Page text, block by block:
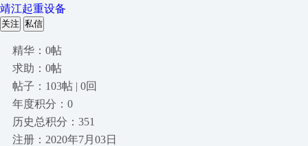
靖江起重设备
关注 私信
精华：0帖
求助：0帖
帖子：103帖 | 0回
年度积分：0
历史总积分：351
注册：2020年7月03日